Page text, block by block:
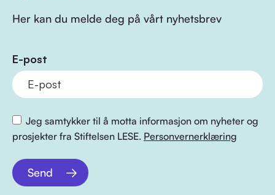
Her kan du melde deg på vårt nyhetsbrev
E-post
Jeg samtykker til å motta informasjon om nyheter og
prosjekter fra Stiftelsen LESE. Personvernerklæring
Send